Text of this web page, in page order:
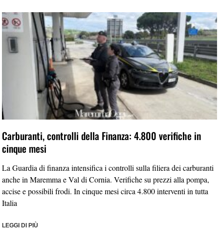
Carburanti, controlli della Finanza: 4.800 verifiche in
cinque mesi
La Guardia di finanza intensifica i controlli sulla filiera dei carburanti
anche in Maremma e Val di Cornia. Verifiche su prezzi alla pompa,
accise e possibili frodi. In cinque mesi circa 4.800 interventi in tutta
Italia
LEGGI DI PIÙ